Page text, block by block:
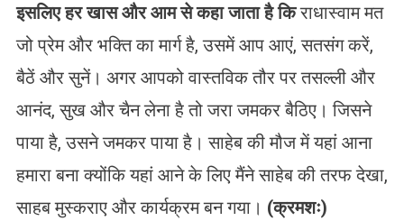
इसलिए हर खास और आम से कहा जाता है किराधास्वाम मत
जो प्रेम और भक्ति का मार्ग है, उसमें आप आएं, सतसंग करें,
बैठें और सुनें। अगर आपको वास्तविक तौर पर तसल्ली और
आनंद, सुख और चैन लेना है तो जरा जमकर बैठिए। जिसने
पाया है, उसने जमकर पाया है। साहेब की मौज में यहां आना
हमारा बना क्योंकि यहां आने के लिए मैंने साहेब की तरफ देखा,
साहब मुस्कराए और कार्यक्रम बन गया। (क्रमशः)